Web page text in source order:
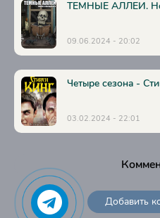
ТЕМНЫЕ АЛЛЕИ.
09.06.2024 - 20:02
Четыре сезона -
03.02.2024 - 22:01
Добавить